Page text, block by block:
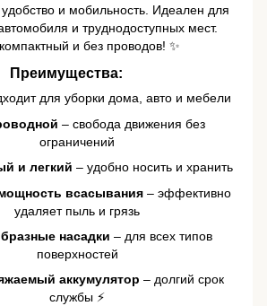
и мобильность. Идеален для
и труднодоступных мест.
и без проводов! ✨
Преимущества:
для уборки дома, авто и мебели
– свобода движения без
ограничений
и легкий – удобно носить и хранить
всасывания– эффективно
удаляет пыль и грязь
насадки – для всех типов
поверхностей
аккумулятор – долгий срок
службы ⚡